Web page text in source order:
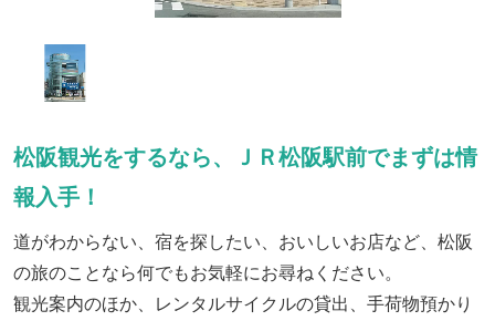
松阪観光をするなら、ＪＲ松阪駅前でまずは情
報入手！
道がわからない、宿を探したい、おいしいお店など、松阪
の旅のことなら何でもお気軽にお尋ねください。
観光案内のほか、レンタルサイクルの貸出、手荷物預かり